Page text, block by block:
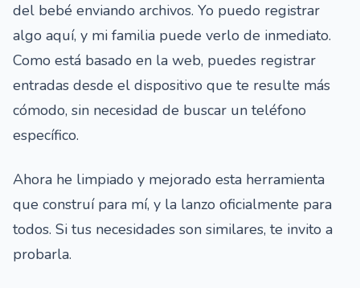
del bebé enviando archivos. Yo puedo registrar
algo aquí, y mi familia puede verlo de inmediato.
Como está basado en la web, puedes registrar
entradas desde el dispositivo que te resulte más
cómodo, sin necesidad de buscar un teléfono
específico.
Ahora he limpiado y mejorado esta herramienta
que construí para mí, y la lanzo oficialmente para
todos. Si tus necesidades son similares, te invito a
probarla.